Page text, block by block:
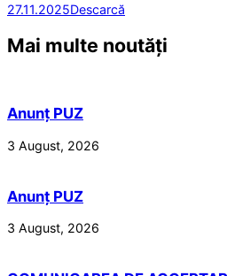
27.11.2025Descarcă
Mai multe noutăți
Anunț PUZ
3 August, 2026
Anunț PUZ
3 August, 2026